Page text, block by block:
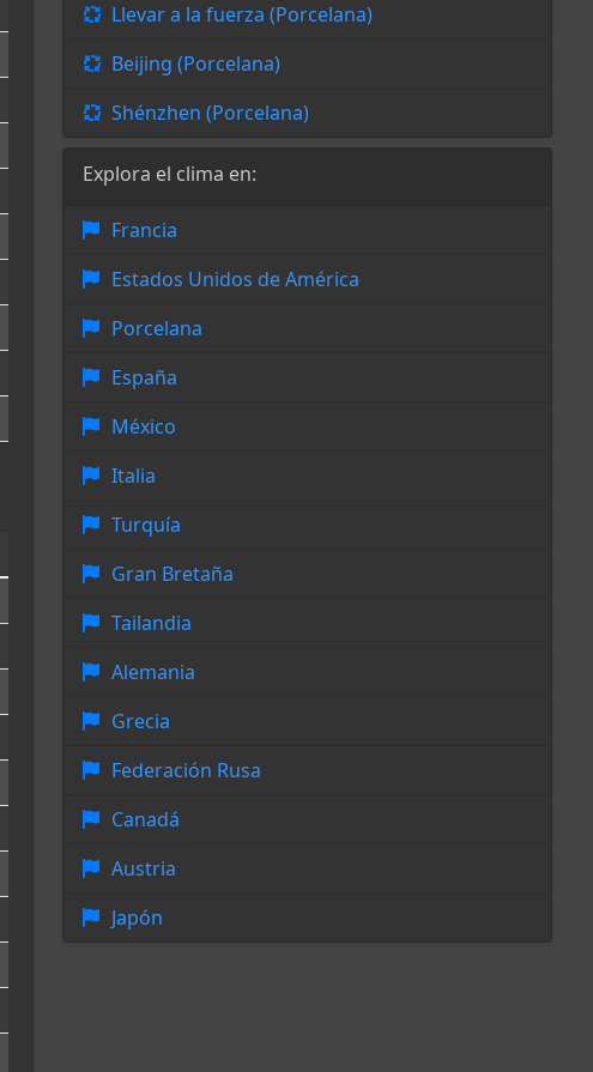
Llevar a la fuerza (Porcelana)
Beijing (Porcelana)
Shénzhen (Porcelana)
Explora el clima en:
Francia
Estados Unidos de América
Porcelana
España
México
Italia
Turquía
Gran Bretaña
Tailandia
Alemania
Grecia
Federación Rusa
Canadá
Austria
Japón